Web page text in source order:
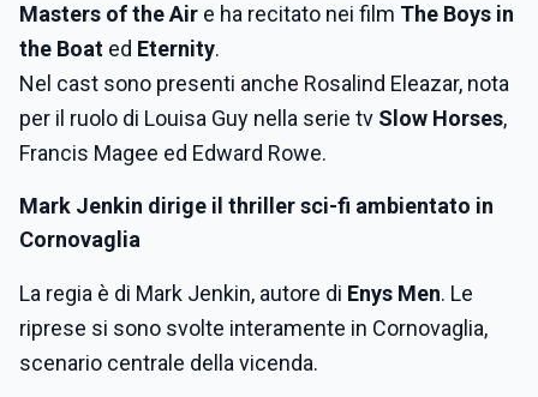
Masters of the Air e ha recitato nei film The Boys in
the Boat ed Eternity.
Nel cast sono presenti anche Rosalind Eleazar, nota
per il ruolo di Louisa Guy nella serie tv Slow Horses,
Francis Magee ed Edward Rowe.
Mark Jenkin dirige il thriller sci-fi ambientato in
Cornovaglia
La regia è di Mark Jenkin, autore di Enys Men. Le
riprese si sono svolte interamente in Cornovaglia,
scenario centrale della vicenda.